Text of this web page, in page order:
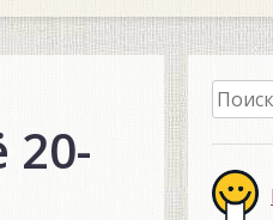
20-
Найти: